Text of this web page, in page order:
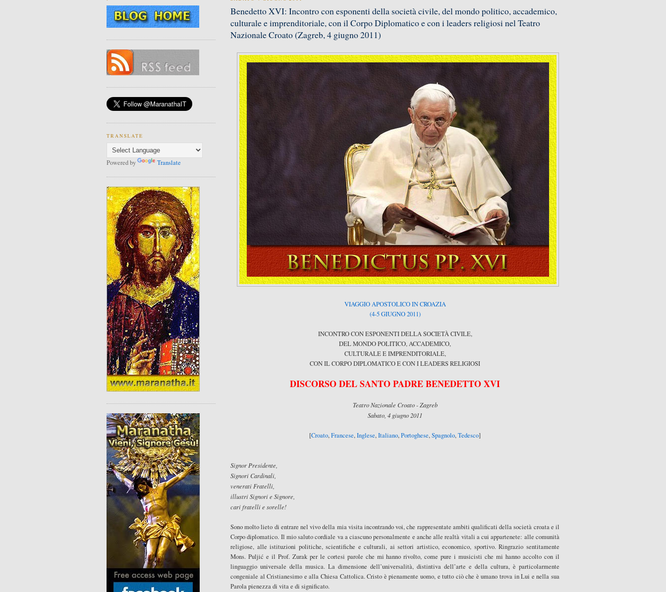
Benedetto XVI: Incontro con esponenti della società civile, del mondo politico, accademico,
culturale e imprenditoriale, con il Corpo Diplomatico e con i leaders religiosi nel Teatro
Nazionale Croato (Zagreb, 4 giugno 2011)
VIAGGIO APOSTOLICO IN CROAZIA
(4-5 GIUGNO 2011)
INCONTRO CON ESPONENTI DELLA SOCIETÀ CIVILE,
DEL MONDO POLITICO, ACCADEMICO,
CULTURALE E IMPRENDITORIALE,
CON IL CORPO DIPLOMATICO E CON I LEADERS RELIGIOSI
DISCORSO DEL SANTO PADRE BENEDETTO XVI
Teatro Nazionale Croato - Zagreb
Sabato, 4 giugno 2011
[Croato,Francese,Inglese,Italiano,Portoghese,Spagnolo,Tedesco]
Signor Presidente,
Signori Cardinali,
venerati Fratelli,
illustri Signori e Signore,
cari fratelli e sorelle!
Sono molto lieto di entrare nel vivo della mia visita incontrando voi, che rappresentate ambiti qualificati della società croata e il
Corpo diplomatico. Il mio saluto cordiale va a ciascuno personalmente e anche alle realtà vitali a cui appartenete: alle comunità
religiose, alle istituzioni politiche, scientifiche e culturali, ai settori artistico, economico, sportivo. Ringrazio sentitamente
Mons. Puljić e il Prof. Zurak per le cortesi parole che mi hanno rivolto, come pure i musicisti che mi hanno accolto con il
linguaggio universale della musica. La dimensione dell’universalità, distintiva dell’arte e della cultura, è particolarmente
congeniale al Cristianesimo e alla Chiesa Cattolica. Cristo è pienamente uomo, e tutto ciò che è umano trova in Lui e nella sua
Parola pienezza di vita e di significato.
TRANSLATE
Powered by Translate